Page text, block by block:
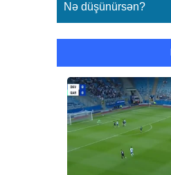
Nə düşünürsən?